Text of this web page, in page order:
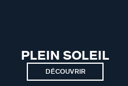
PLEIN SOLEIL
DÉCOUVRIR